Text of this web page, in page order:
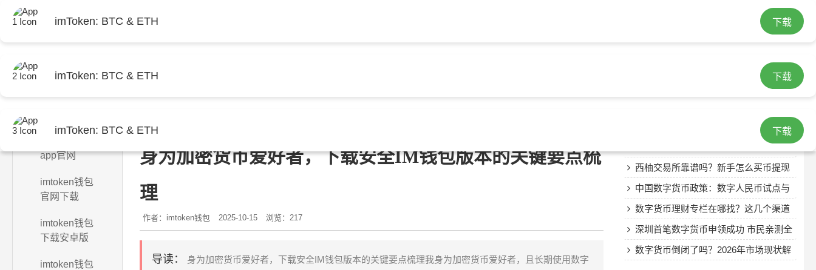
imToken: BTC & ETH 下载
imToken: BTC & ETH 下载
imToken: BTC & ETH 下载
app官网
imtoken钱包
官网下载
imtoken钱包
下载安卓版
imtoken钱包
身为加密货币爱好者，下载安全IM钱包版本的关键要点梳
理
作者：imtoken钱包 2025-10-15 浏览：217
导读：
身为加密货币爱好者，下载安全IM钱包版本的关键要点梳理我身为加密货币爱好者，且长期使用数字
数字货币暴跌之后怎么办？老玩家告诉
eos metamask imtoken EOS钱包怎么
两会热议虚拟数字货币，数字人民币前
Global数字货币交易所真实体验：安全
吗？手续费如何？
西柚交易所靠谱吗？新手怎么买币提现
安全吗
中国数字货币政策：数字人民币试点与
监管框架
数字货币理财专栏在哪找？这几个渠道
最靠谱
深圳首笔数字货币申领成功 市民亲测全
流程数字货币倒闭了吗？2026年市场现状解